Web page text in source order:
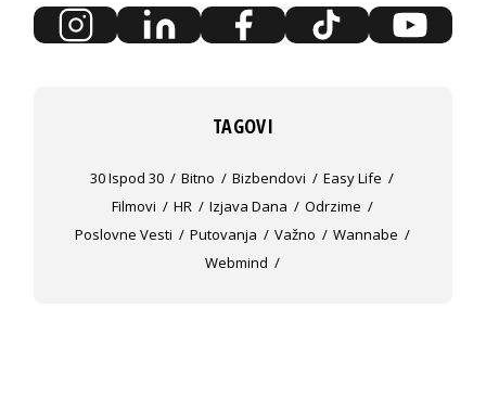
TAGOVI
30 Ispod 30 Bitno Bizbendovi
Easy Life
Filmovi
HR Izjava Dana
Odrzime
Poslovne Vesti
Putovanja Važno
Wannabe
Webmind